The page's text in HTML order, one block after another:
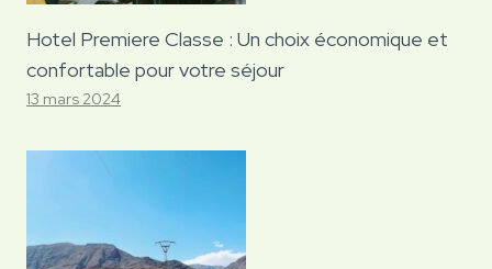
Hotel Premiere Classe : Un choix économique et
confortable pour votre séjour
13 mars 2024